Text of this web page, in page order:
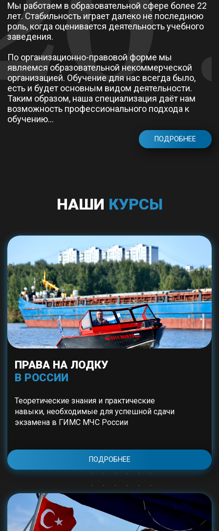
Мы работаем в образовательной сфере более 22
лет. Стабильность играет далеко не последнюю
роль, когда оценивается деятельность учебного
заведения.
По организационно-правовой форме мы
являемся образовательной некоммерческой
организацией. Обучение для нас всегда было,
есть и будет основным видом деятельности.
Таким образом, наша специализация даёт нам
возможность профессионального подхода к
обучению...
ПОДРОБНЕЕ
НАШИ КУРСЫ
ПРАВА НА ЛОДКУ
В РОССИИ
Теоретические знания и практические
навыки, необходимые для успешной сдачи
экзамена в ГИМС МЧС России
ПОДРОБНЕЕ